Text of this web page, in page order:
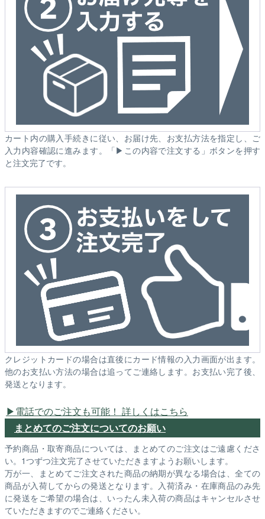
カート内の購入手続きに従い、お届け先、お支払方法を指定し、ご
入力内容確認に進みます。「▶この内容で注文する」ボタンを押す
と注文完了です。
クレジットカードの場合は直後にカード情報の入力画面が出ます。
他のお支払い方法の場合は追ってご連絡します。お支払い完了後、
発送となります。
電話でのご注文も可能！ 詳しくはこちら
まとめてのご注文についてのお願い
予約商品・取寄商品については、まとめてのご注文はご遠慮くださ
い。1つずつ注文完了させていただきますようお願いします。
万が一、まとめてご注文された商品の納期が異なる場合は、全ての
商品が入荷してからの発送となります。入荷済み・在庫商品のみ先
に発送をご希望の場合は、いったん未入荷の商品はキャンセルさせ
ていただきますのでご連絡ください。